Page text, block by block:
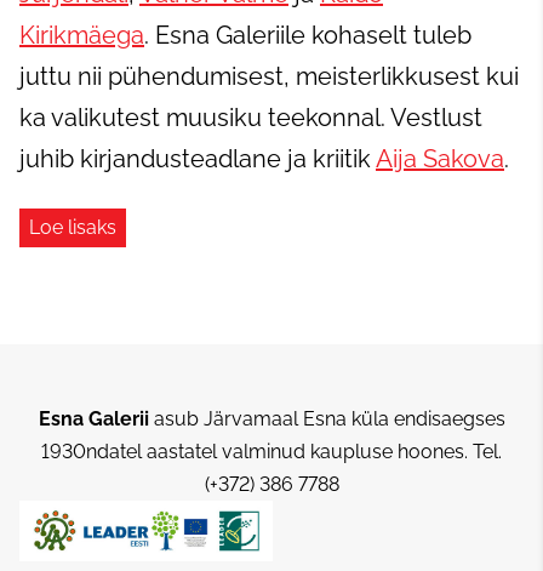
Kirikmäega. Esna Galeriile kohaselt tuleb
juttu nii pühendumisest, meisterlikkusest kui
ka valikutest muusiku teekonnal. Vestlust
juhib kirjandusteadlane ja kriitikAija Sakova.
Loe lisaks
Esna Galeriiasub Järvamaal Esna küla endisaegses
1930ndatel aastatel valminud kaupluse hoones. Tel.
(+372) 386 7788